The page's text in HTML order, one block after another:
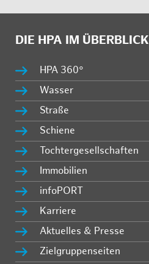
DIE HPA IM ÜBERBLICK
HPA 360°
Wasser
Straße
Schiene
Tochtergesellschaften
Immobilien
infoPORT
Karriere
Aktuelles & Presse
Zielgruppenseiten